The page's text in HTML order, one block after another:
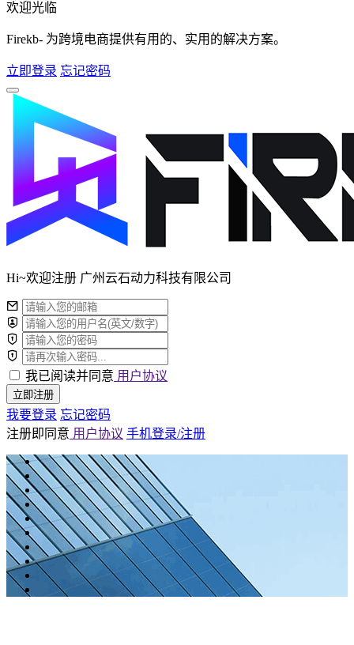
欢迎光临
Firekb- 为跨境电商提供有用的、实用的解决方案。
立即登录 忘记密码
Hi~欢迎注册 广州云石动力科技有限公司
我已阅读并同意 用户协议
立即注册
我要登录 忘记密码
注册即同意 用户协议 手机登录/注册